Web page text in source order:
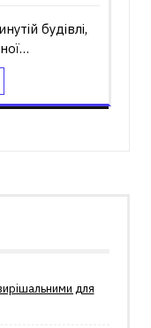
будівлі,
для